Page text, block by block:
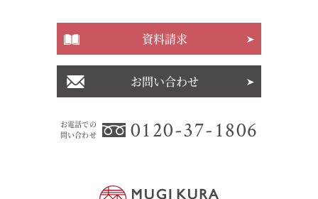
お電話での
問い合わせ
0120-37-1806
資料請求
お問い合わせ